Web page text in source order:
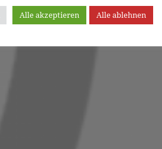
Alle akzeptieren Alle ablehnen